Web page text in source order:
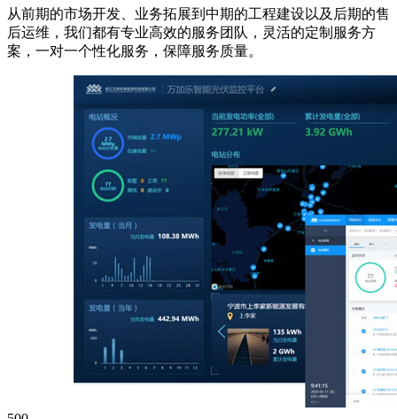
从前期的市场开发、业务拓展到中期的工程建设以及后期的售
后运维，我们都有专业高效的服务团队，灵活的定制服务方
案，一对一个性化服务，保障服务质量。